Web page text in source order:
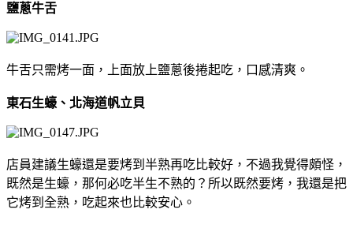
鹽蔥牛舌
牛舌只需烤一面，上面放上鹽蔥後捲起吃，口感清爽。
東石生蠔、北海道帆立貝
店員建議生蠔還是要烤到半熟再吃比較好，不過我覺得頗怪，
既然是生蠔，那何必吃半生不熟的？所以既然要烤，我還是把
它烤到全熟，吃起來也比較安心。